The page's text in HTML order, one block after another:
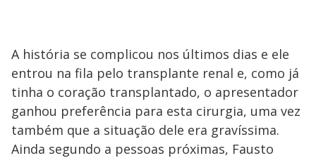
A história se complicou nos últimos dias e ele
entrou na fila pelo transplante renal e, como já
tinha o coração transplantado, o apresentador
ganhou preferência para esta cirurgia, uma vez
também que a situação dele era gravíssima.
Ainda segundo a pessoas próximas, Fausto